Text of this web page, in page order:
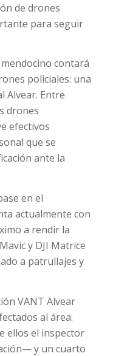
de drones
para seguir
contará
policiales: una
Alvear. Entre
drones
efectivos
que se
ante la
en el
actualmente con
a rendir la
y DJI Matrice
a patrullajes y
VANT Alvear
al área:
ellos el inspector
y un cuarto